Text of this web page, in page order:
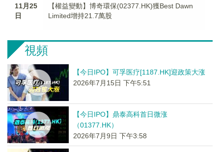
11月25
日
【權益變動】博奇環保(02377.HK)獲Best Dawn
Limited增持21.7萬股
視頻
【今日IPO】可孚医疗[1187.HK]迎政策大涨
2026年7月15日 下午5:51
【今日IPO】鼎泰高科首日微涨
（01377.HK）
2026年7月9日 下午3:58